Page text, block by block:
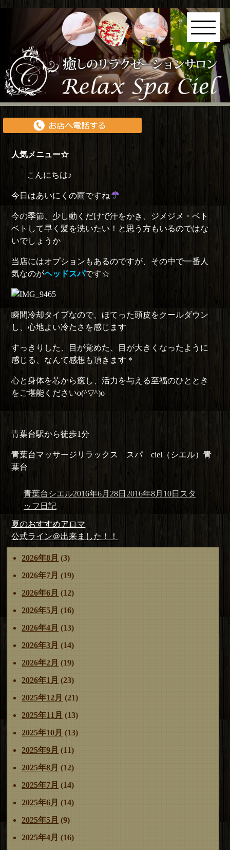
人気メニュー☆
こんにちは♪
今日はあいにくの雨ですね
今の季節、少し動くだけで汗をかき、ジメジメ・ベト
ベトして早く髪を洗いたい！と思う方もいるのではな
いでしょうか
当店にはオプションもあるのですが、その中で一番人
気なのがヘッドスパです☆
瞬間冷却タイプなので、ほてった頭皮をクールダウン
し、心地よい冷たさを感じます
すっきりした、目が覚めた、目が大きくなったように
感じる、なんて感想も頂きます＊
心と身体を芯から癒し、活力を与える至福のひととき
をご堪能くださいo(^▽^)o
青葉台駅から徒歩1分
青葉台マッサージリラックス スパ ciel（シエル）青
葉台
投
稿
青葉台シエル投
2016年6月28日 2016年8月10日 カ
ゴ
スタ
ッフ日記
投
稿
ナ
ビ
ゲ
シ
ョ
前
の
投
稿:
夏のおすすめアロマ
次
の
投
稿:
公式ライン＠出来ました！！
2026年8月 (3)
2026年7月 (19)
2026年6月 (12)
2026年5月 (16)
2026年4月 (13)
2026年3月 (14)
2026年2月 (19)
2026年1月 (23)
2025年12月 (21)
2025年11月 (13)
2025年10月 (13)
2025年9月 (11)
2025年8月 (12)
2025年7月 (14)
2025年6月 (14)
2025年5月 (9)
2025年4月 (16)